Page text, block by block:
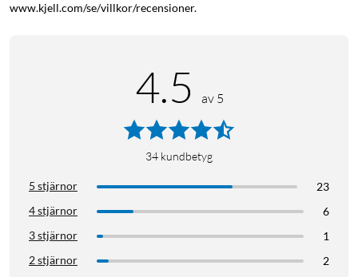
www.kjell.com/se/villkor/recensioner.
4.5 av 5
34 kundbetyg
5 stjärnor
23
4 stjärnor
6
3 stjärnor
1
2 stjärnor
2